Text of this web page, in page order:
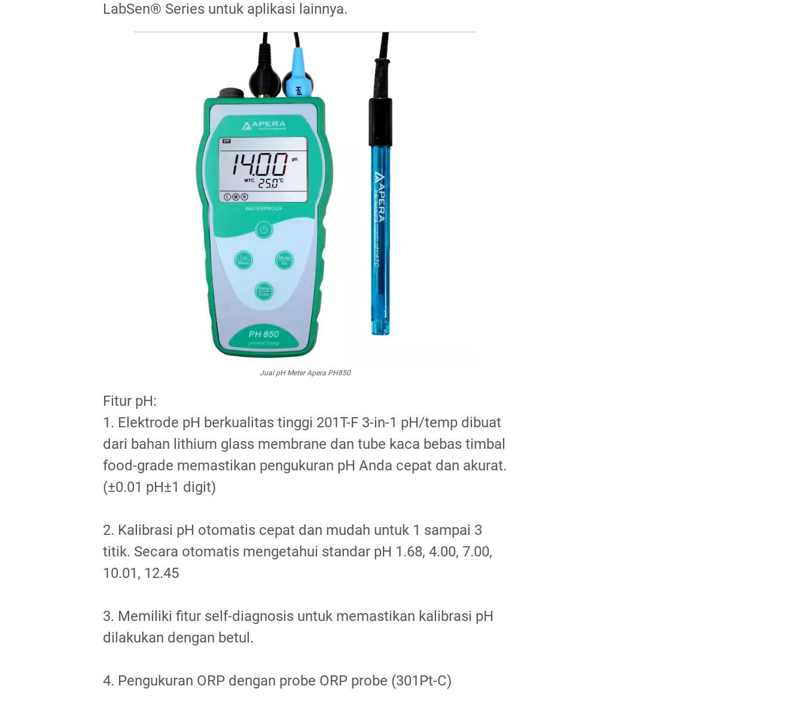
LabSen® Series untuk aplikasi lainnya.
Jual pH Meter Apera PH850
Fitur pH:
1. Elektrode pH berkualitas tinggi 201T-F 3-in-1 pH/temp dibuat
dari bahan lithium glass membrane dan tube kaca bebas timbal
food-grade memastikan pengukuran pH Anda cepat dan akurat.
(±0.01 pH±1 digit)
2. Kalibrasi pH otomatis cepat dan mudah untuk 1 sampai 3
titik. Secara otomatis mengetahui standar pH 1.68, 4.00, 7.00,
10.01, 12.45
3. Memiliki fitur self-diagnosis untuk memastikan kalibrasi pH
dilakukan dengan betul.
4. Pengukuran ORP dengan probe ORP probe (301Pt-C)